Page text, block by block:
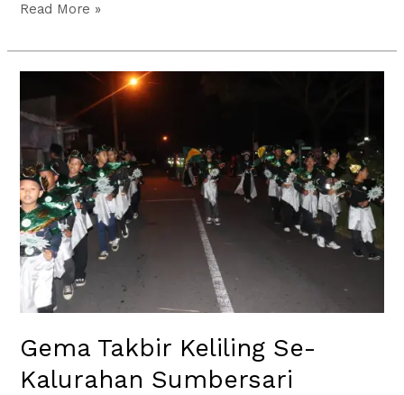
Read More »
Gema Takbir Keliling Se-
Kalurahan Sumbersari
Takbir
Keliling
Se-
Kalurahan
Sumbersari
1446H/2025